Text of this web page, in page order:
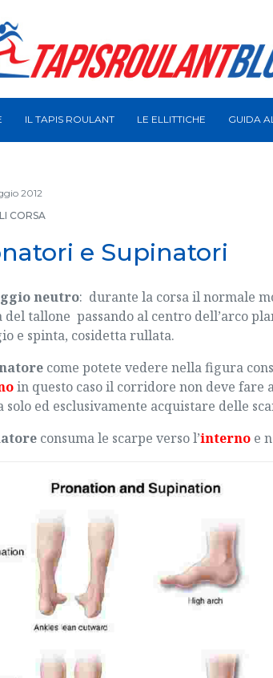
IL TAPIS ROULANT LE ELLITTICHE GUIDA
2012
CORSA
e Supinatori
neutro: durante la corsa il normale
del tallone passando al centro dell’arco
e spinta, cosidetta rullata.
come potete vedere nella figura
in questo caso il corridore non deve fare
solo ed esclusivamente acquistare delle
consuma le scarpe verso l’interno e